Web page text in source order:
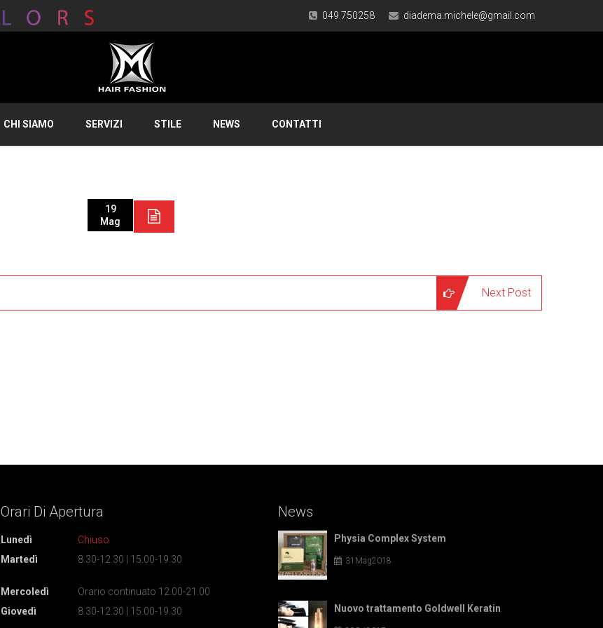
049 750258 diadema.michele@gmail.com
CHI SIAMO SERVIZI STILE NEWS CONTATTI
19
Mag
Next Post
Orari Di Apertura
Lunedì
Chiuso
Martedì
8.30-12.30 | 15.00-19.30
Mercoledì
Orario continuato 12.00-21.00
Giovedì
8.30-12.30 | 15.00-19.30
News
Physia Complex System
31Mag2018
Nuovo trattamento Goldwell Keratin